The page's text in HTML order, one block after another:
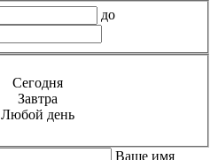
до
Сегодня
Завтра
Любой день
Ваше имя